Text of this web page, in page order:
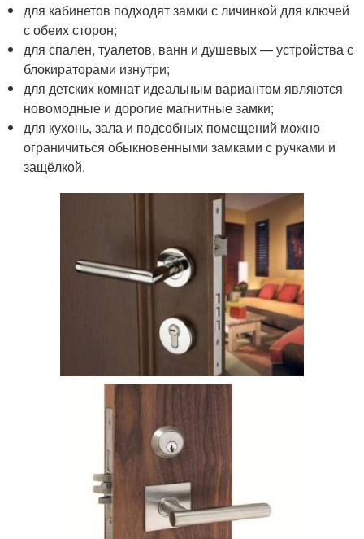
для кабинетов подходят замки с личинкой для ключей
с обеих сторон;
для спален, туалетов, ванн и душевых — устройства с
блокираторами изнутри;
для детских комнат идеальным вариантом являются
новомодные и дорогие магнитные замки;
для кухонь, зала и подсобных помещений можно
ограничиться обыкновенными замками с ручками и
защёлкой.